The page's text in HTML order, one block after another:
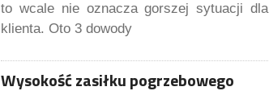
to wcale nie oznacza gorszej sytuacji dla
klienta. Oto 3 dowody
Wysokość zasiłku pogrzebowego